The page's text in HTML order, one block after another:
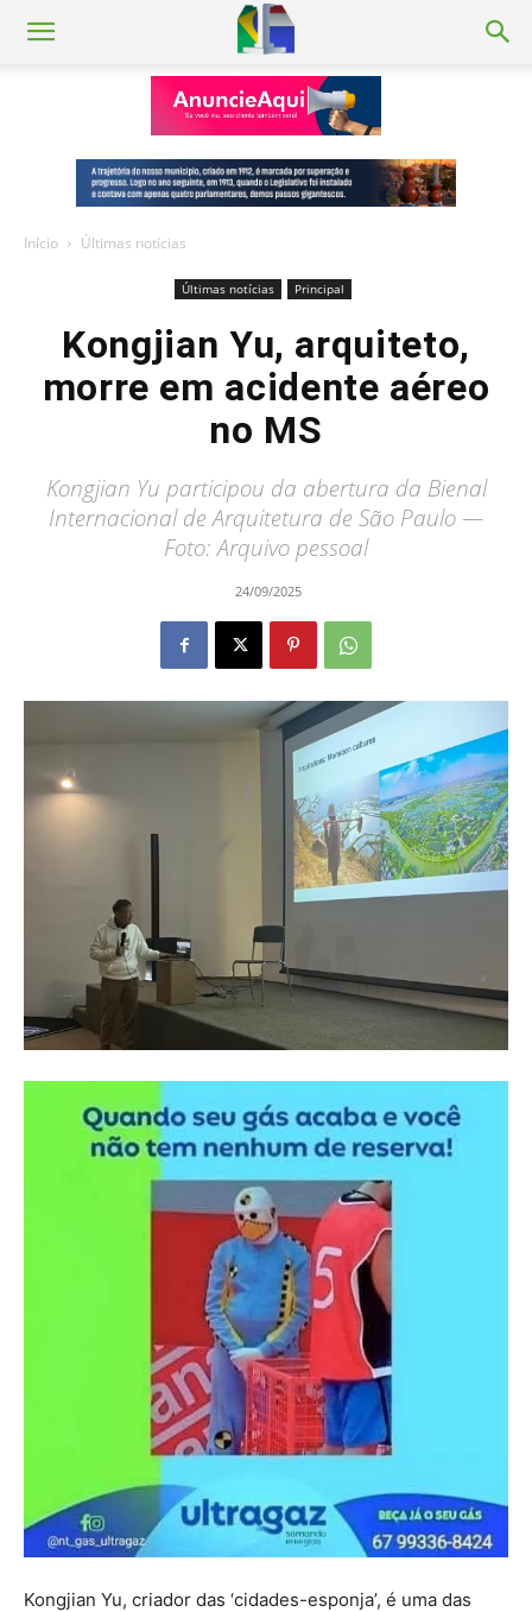
Início Últimas notícias
Últimas notícias Principal
Kongjian Yu, arquiteto,
morre em acidente aéreo
no MS
Kongjian Yu participou da abertura da Bienal
Internacional de Arquitetura de São Paulo —
Foto: Arquivo pessoal
24/09/2025
Kongjian Yu, criador das ‘cidades-esponja’, é uma das